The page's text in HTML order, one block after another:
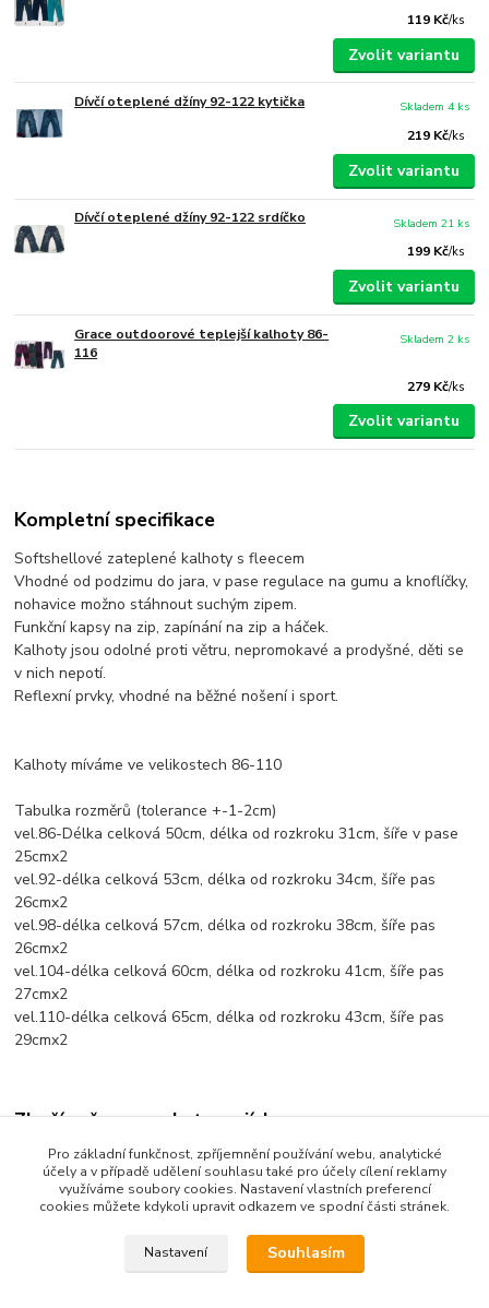
119 Kč/ks
Zvolit variantu
Dívčí oteplené džíny 92-122 kytička
219 Kč/ks
Skladem 4 ks
Zvolit variantu
Dívčí oteplené džíny 92-122 srdíčko
199 Kč/ks
Skladem 21 ks
Zvolit variantu
Grace outdoorové teplejší kalhoty 86-
116
279 Kč/ks
Skladem 2 ks
Zvolit variantu
Kompletní specifikace
Softshellové zateplené kalhoty s fleecem
Vhodné od podzimu do jara, v pase regulace na gumu a knoflíčky,
nohavice možno stáhnout suchým zipem.
Funkční kapsy na zip, zapínání na zip a háček.
Kalhoty jsou odolné proti větru, nepromokavé a prodyšné, děti se
v nich nepotí.
Reflexní prvky, vhodné na běžné nošení i sport.
Kalhoty míváme ve velikostech 86-110
Tabulka rozměrů (tolerance +-1-2cm)
vel.86-Délka celková 50cm, délka od rozkroku 31cm, šíře v pase
25cmx2
vel.92-délka celková 53cm, délka od rozkroku 34cm, šíře pas
26cmx2
vel.98-délka celková 57cm, délka od rozkroku 38cm, šíře pas
26cmx2
vel.104-délka celková 60cm, délka od rozkroku 41cm, šíře pas
27cmx2
vel.110-délka celková 65cm, délka od rozkroku 43cm, šíře pas
29cmx2
Zboží zařazeno v kategoriích
Dětské oblečení
Dětské kalhoty
Pro základní funkčnost, zpříjemnění používání webu, analytické
účely a v případě udělení souhlasu také pro účely cílení reklamy
využíváme soubory cookies. Nastavení vlastních preferencí
cookies můžete kdykoli upravit odkazem ve spodní části stránek.
Nastavení Souhlasím